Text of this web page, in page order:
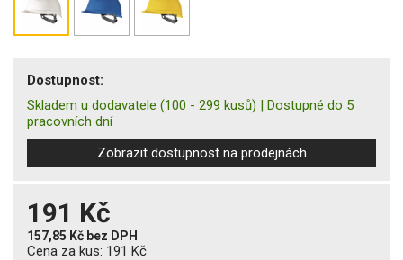
Dostupnost:
Skladem u dodavatele (100 - 299 kusů) | Dostupné do 5
pracovních dní
Zobrazit dostupnost na prodejnách
191 Kč
157,85 Kč bez DPH
Cena za kus: 191 Kč